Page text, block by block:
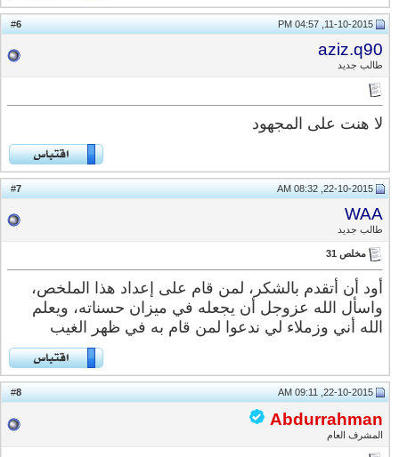
11-10-2015, 04:57 PM
aziz.q90
طالب جديد
لا هنت على المجهود
22-10-2015, 08:32 AM
WAA
طالب جديد
مخلص 31
أود أن أتقدم بالشكر، لمن قام على إعداد هذا الملخص،
واسأل الله عزوجل أن يجعله في ميزان حسناته، ويعلم
الله أني وزملاء لي ندعوا لمن قام به في ظهر الغيب
22-10-2015, 09:11 AM
Abdurrahman
المشرف العام